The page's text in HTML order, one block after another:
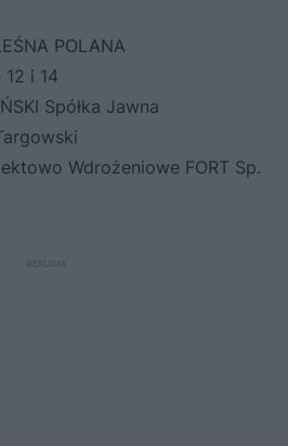
POLANA
i 14
Spółka Jawna
Wdrożeniowe FORT Sp.